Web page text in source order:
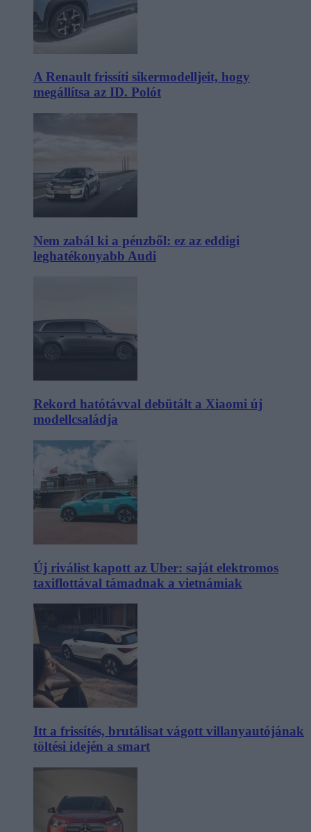
A Renault frissíti sikermodelljeit, hogy
megállítsa az ID. Polót
Nem zabál ki a pénzből: ez az eddigi
leghatékonyabb Audi
Rekord hatótávval debütált a Xiaomi új
modellcsaládja
Új riválist kapott az Uber: saját elektromos
taxiflottával támadnak a vietnámiak
Itt a frissítés, brutálisat vágott villanyautójának
töltési idején a smart